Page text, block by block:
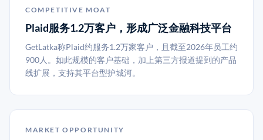
COMPETITIVE MOAT
Plaid服务1.2万客户，形成广泛金融科技平台
GetLatka称Plaid约服务1.2万家客户，且截至2026年员工约
900人。如此规模的客户基础，加上第三方报道提到的产品
线扩展，支持其平台型护城河。
MARKET OPPORTUNITY